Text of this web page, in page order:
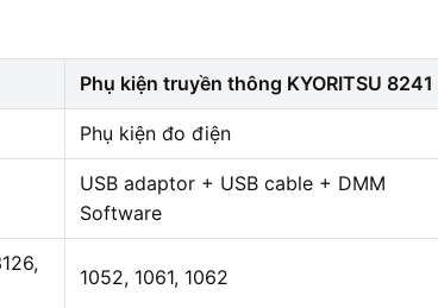
Phụ kiện truyền thông KYORITSU 8241
Phụ kiện đo điện
USB adaptor + USB cable + DMM
Software
1052, 1061, 1062